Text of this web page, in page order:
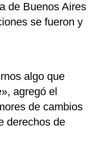
de Buenos Aires
se fueron y
algo que
agregó el
de cambios
derechos de